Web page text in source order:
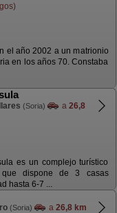
el año 2002 a un matrionio
en los años 70. Constaba
(Soria) a 26,8
es un complejo turístico
dispone de 3 casas
hasta 6-7 ...
(Soria) a 26,8 km